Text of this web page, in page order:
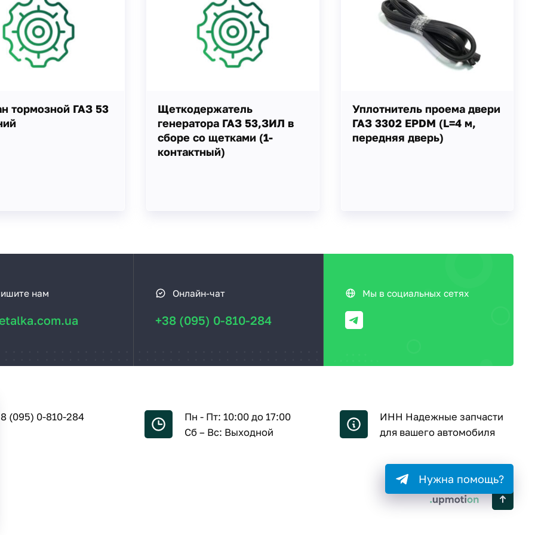
тормозной ГАЗ 53
Щеткодержатель
генератора ГАЗ 53,ЗИЛ в
сборе со щетками (1-
контактный)
Уплотнитель проема двери
ГАЗ 3302 EPDM (L=4 м,
передняя дверь)
нам Онлайн-чат
+38 (095) 0-810-284
Мы в социальных сетях
(095) 0-810-284
Пн - Пт: 10:00 до 17:00
Сб – Вс: Выходной
ИНН Надежные запчасти
для вашего автомобиля
Нужна помощь?